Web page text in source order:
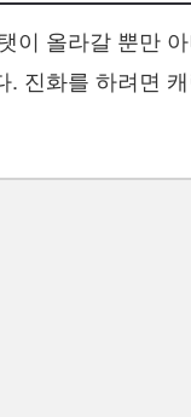
이 올라갈 뿐만
진화를 하려면